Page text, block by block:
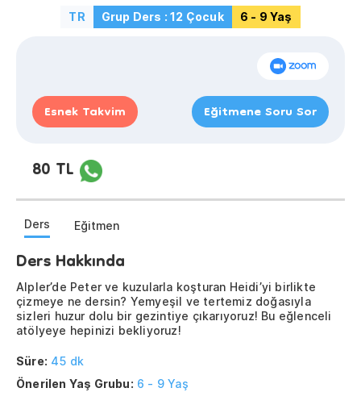
TR Grup Ders : 12 Çocuk 6 - 9 Yaş
Esnek Takvim Eğitmene Soru Sor
80 TL
Ders Eğitmen
Ders Hakkında
Alpler’de Peter ve kuzularla koşturan Heidi’yi birlikte
çizmeye ne dersin? Yemyeşil ve tertemiz doğasıyla
sizleri huzur dolu bir gezintiye çıkarıyoruz! Bu eğlenceli
atölyeye hepinizi bekliyoruz!
Süre: 45 dk
Önerilen Yaş Grubu: 6 - 9 Yaş